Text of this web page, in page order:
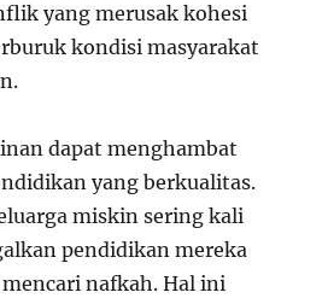
yang merusak kohesi
kondisi masyarakat
dapat menghambat
yang berkualitas.
miskin sering kali
pendidikan mereka
nafkah. Hal ini